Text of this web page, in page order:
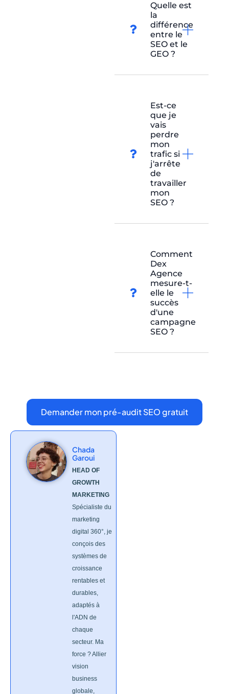
Quelle est
la
différence
entre le
SEO et le
GEO ?
Est-ce
que je
vais
perdre
mon
trafic si
j'arrête
de
travailler
mon
SEO ?
Comment
Dex
Agence
mesure-t-
elle le
succès
d'une
campagne
SEO ?
Demander mon pré-audit SEO gratuit
Chada
Garoui
HEAD OF
GROWTH
MARKETING
Spécialiste du
marketing
digital 360°, je
conçois des
systèmes de
croissance
rentables et
durables,
adaptés à
l'ADN de
chaque
secteur. Ma
force ? Allier
vision
business
globale,